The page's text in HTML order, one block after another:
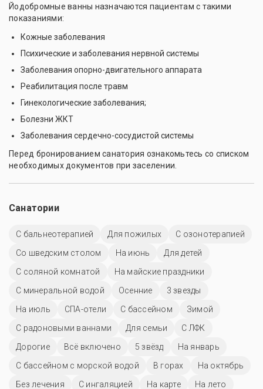
Йодобромные ванны назначаются пациентам с такими
показаниями:
Кожные заболевания
Психические и заболевания нервной системы
Заболевания опорно-двигательного аппарата
Реабилитация после травм
Гинекологические заболевания;
Болезни ЖКТ
Заболевания сердечно-сосудистой системы
Перед бронированием санатория ознакомьтесь со списком
необходимых документов при заселении.
Санатории
С бальнеотерапией Для пожилых
С озонотерапией
Со шведским столом
На июнь
Для детей
С соляной комнатой
На майские праздники
С минеральной водой
Осенние
3 звезды
На июль
СПА-отели C бассейном
Зимой
С радоновыми ваннами
Для семьи
С ЛФК
Дорогие
Всё включено 5 звёзд
На январь
С бассейном с морской водой
В горах
На октябрь
Без лечения
С ингаляцией На карте
На лето